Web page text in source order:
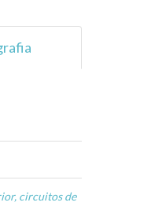
circuitos de